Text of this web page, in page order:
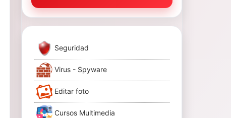
Seguridad
Virus - Spyware
Editar foto
Cursos Multimedia